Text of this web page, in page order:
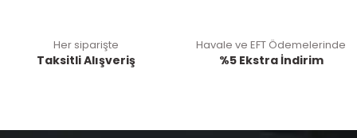
Her siparişte
Taksitli Alışveriş
Havale ve EFT Ödemelerinde
%5 Ekstra İndirim